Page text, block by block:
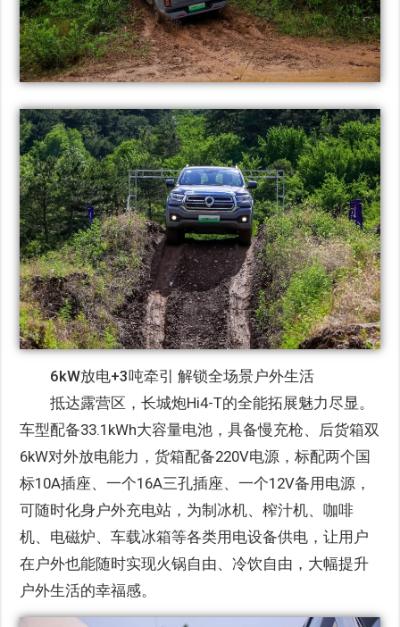
6kW放电+3吨牵引 解锁全场景户外生活
抵达露营区，长城炮Hi4-T的全能拓展魅力尽显。
车型配备33.1kWh大容量电池，具备慢充枪、后货箱双
6kW对外放电能力，货箱配备220V电源，标配两个国
标10A插座、一个16A三孔插座、一个12V备用电源，
可随时化身户外充电站，为制冰机、榨汁机、咖啡
机、电磁炉、车载冰箱等各类用电设备供电，让用户
在户外也能随时实现火锅自由、冷饮自由，大幅提升
户外生活的幸福感。